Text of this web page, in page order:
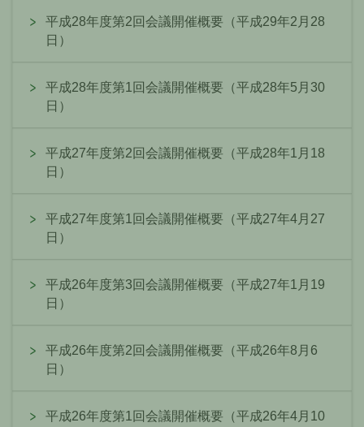
平成28年度第2回会議開催概要（平成29年2月28
日）
平成28年度第1回会議開催概要（平成28年5月30
日）
平成27年度第2回会議開催概要（平成28年1月18
日）
平成27年度第1回会議開催概要（平成27年4月27
日）
平成26年度第3回会議開催概要（平成27年1月19
日）
平成26年度第2回会議開催概要（平成26年8月6
日）
平成26年度第1回会議開催概要（平成26年4月10